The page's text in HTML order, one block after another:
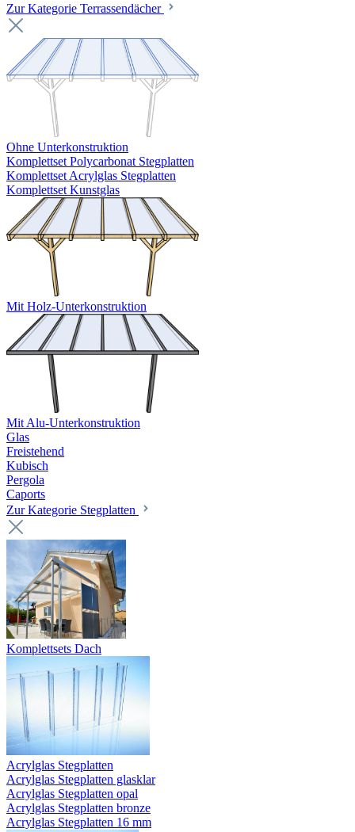
Zur Kategorie Terrassendächer
Ohne Unterkonstruktion
Komplettset Polycarbonat Stegplatten
Komplettset Acrylglas Stegplatten
Komplettset Kunstglas
Mit Holz-Unterkonstruktion
Mit Alu-Unterkonstruktion
Glas
Freistehend
Kubisch
Pergola
Caports
Zur Kategorie Stegplatten
Komplettsets Dach
Acrylglas Stegplatten
Acrylglas Stegplatten glasklar
Acrylglas Stegplatten opal
Acrylglas Stegplatten bronze
Acrylglas Stegplatten 16 mm